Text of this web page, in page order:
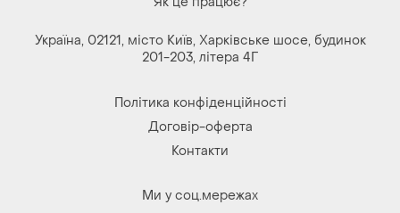
Україна, 02121, місто Київ, Харківське шосе, будинок
201-203, літера 4Г
Політика конфіденційності
Договір-оферта
Контакти
Ми у соц.мережах